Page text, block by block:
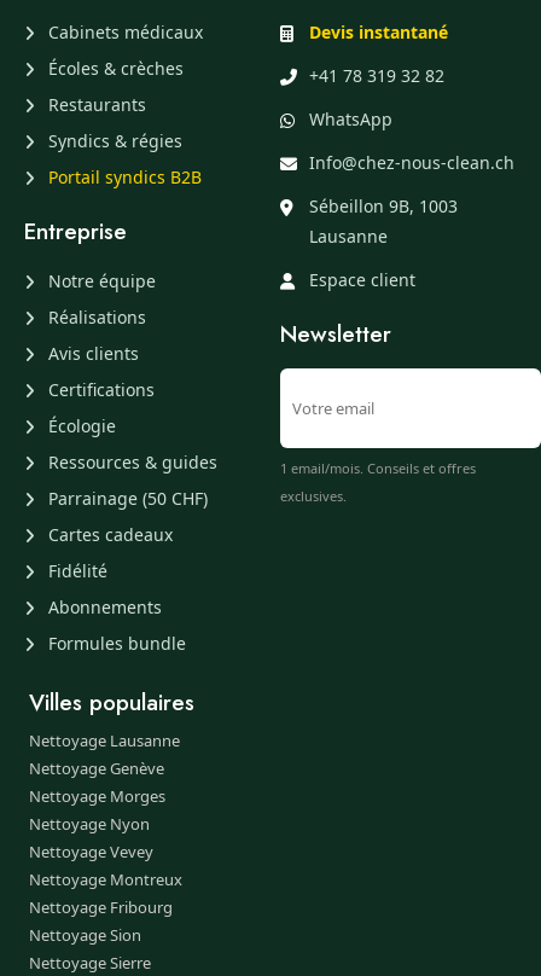
Cabinets médicaux
Écoles & crèches
Restaurants
Syndics & régies
Portail syndics B2B
Entreprise
Notre équipe
Réalisations
Avis clients
Certifications
Écologie
Ressources & guides
Parrainage (50 CHF)
Cartes cadeaux
Fidélité
Abonnements
Formules bundle
Devis instantané
+41 78 319 32 82
WhatsApp
Info@chez-nous-clean.ch
Sébeillon 9B, 1003
Lausanne
Espace client
Newsletter
1 email/mois. Conseils et offres
exclusives.
Villes populaires
Nettoyage Lausanne
Nettoyage Genève
Nettoyage Morges
Nettoyage Nyon
Nettoyage Vevey
Nettoyage Montreux
Nettoyage Fribourg
Nettoyage Sion
Nettoyage Sierre